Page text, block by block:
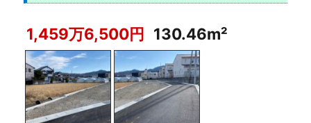
1,459万6,500円 130.46m²